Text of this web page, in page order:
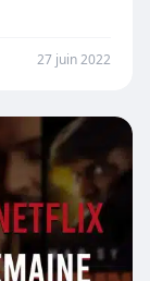
27 juin 2022